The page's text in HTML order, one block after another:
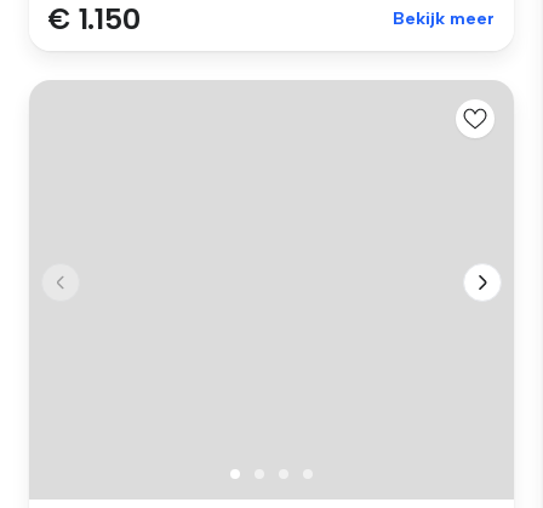
€ 1.150 Bekijk meer